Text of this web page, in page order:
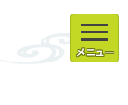
メニュー